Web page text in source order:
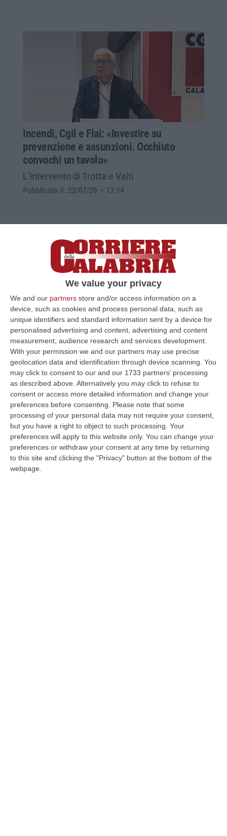
We value your privacy
We and our partners store and/or access information on a
device, such as cookies and process personal data, such as
unique identifiers and standard information sent by a device for
personalised advertising and content, advertising and content
measurement, audience research and services development.
With your permission we and our partners may use precise
geolocation data and identification through device scanning. You
may click to consent to our and our 1733 partners’ processing
as described above. Alternatively you may click to refuse to
consent or access more detailed information and change your
preferences before consenting. Please note that some
processing of your personal data may not require your consent,
but you have a right to object to such processing. Your
preferences will apply to this website only. You can change your
preferences or withdraw your consent at any time by returning
to this site and clicking the "Privacy" button at the bottom of the
webpage.
Incendi, Cgil e Flai: «Investire su
prevenzione e assunzioni. Occhiuto
convochi un tavolo»
L’intervento di Trotta e Vaiti
Pubblicato il: 22/07/26 – 17:14
Pil Calabria, Cgil: «Senza una strategia
strutturale il rischio è tornare indietro»
Trotta commenta i dati diffusi da Bankitalia e
Svimez
Pubblicato il: 22/06/26 – 12:01